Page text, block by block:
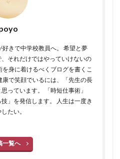
きで中学校教員へ。 希望と夢
それだけではやっていけないの
身に着けるべくブログを書くこ
康で笑顔でいるには、「先生の長
っています。 「時短仕事術」
」を発信します。 人生は一度き
たい。
一覧へ